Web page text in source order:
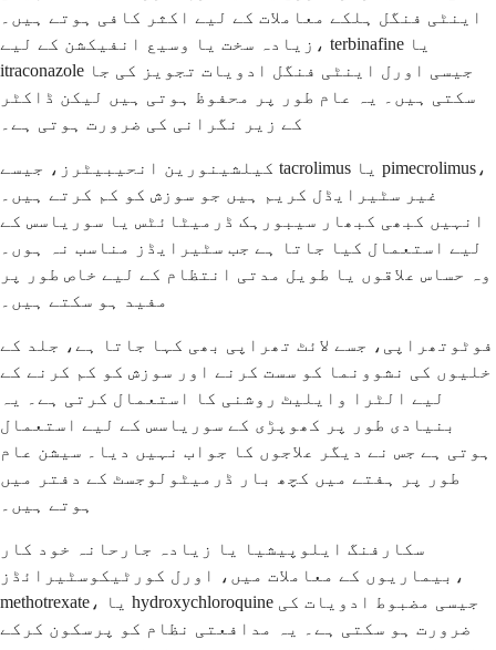
اینٹی فنگل ہلکے معاملات کے لیے اکثر کافی ہوتے ہیں۔
زیادہ سخت یا وسیع انفیکشن کے لیے، terbinafine یا
itraconazole جیسی اورل اینٹی فنگل ادویات تجویز کی جا
سکتی ہیں۔ یہ عام طور پر محفوظ ہوتی ہیں لیکن ڈاکٹر
کے زیر نگرانی کی ضرورت ہوتی ہے۔
کیلشینورین انحیبیٹرز، جیسے tacrolimus یا pimecrolimus،
غیر سٹیرایڈل کریم ہیں جو سوزش کو کم کرتے ہیں۔
انہیں کبھی کبھار سیبورہک ڈرمیٹائٹس یا سوریاسس کے
لیے استعمال کیا جاتا ہے جب سٹیرایڈز مناسب نہ ہوں۔
وہ حساس علاقوں یا طویل مدتی انتظام کے لیے خاص طور پر
مفید ہو سکتے ہیں۔
فوٹوتھراپی، جسے لائٹ تھراپی بھی کہا جاتا ہے، جلد کے
خلیوں کی نشوونما کو سست کرنے اور سوزش کو کم کرنے کے
لیے الٹرا وایلیٹ روشنی کا استعمال کرتی ہے۔ یہ
بنیادی طور پر کھوپڑی کے سوریاسس کے لیے استعمال
ہوتی ہے جس نے دیگر علاجوں کا جواب نہیں دیا۔ سیشن عام
طور پر ہفتے میں کچھ بار ڈرمیٹولوجسٹ کے دفتر میں
ہوتے ہیں۔
سکارفنگ ایلوپیشیا یا زیادہ جارحانہ خود کار
بیماریوں کے معاملات میں، اورل کورٹیکوسٹیرائڈز،
methotrexate، یا hydroxychloroquine جیسی مضبوط ادویات کی
ضرورت ہو سکتی ہے۔ یہ مدافعتی نظام کو پرسکون کرکے